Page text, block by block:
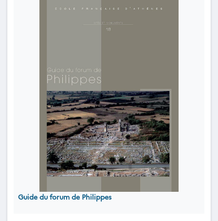
Guide du forum de Philippes